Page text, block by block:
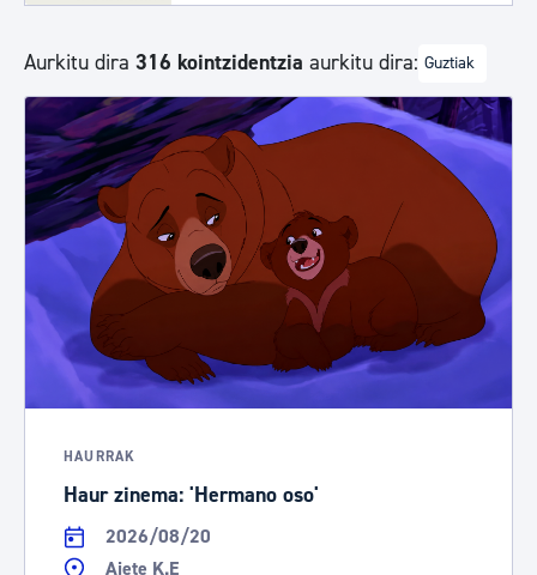
Aurkitu dira 316 kointzidentzia aurkitu dira: Guztiak
HAURRAK
Haur zinema: 'Hermano oso'
2026/08/20
Aiete K.E